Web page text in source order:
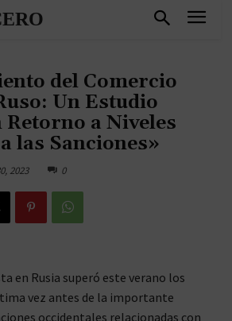
del Comercio
Un Estudio
a Niveles
las Sanciones»
2023 0
en Rusia superó este verano los
vez antes de la importante
occidentales relacionadas con